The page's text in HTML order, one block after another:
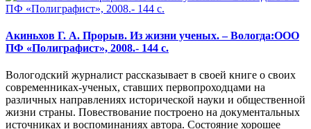
Акиньхов Г. А. Прорыв. Из жизни ученых. – Вологда:ООО
ПФ «Полиграфист», 2008.- 144 с.
Вологодский журналист рассказывает в своей книге о своих
современниках-ученых, ставших первопроходцами на
различных направлениях исторической науки и общественной
жизни страны. Повествование построено на документальных
источниках и воспоминаниях автора. Состояние хорошее